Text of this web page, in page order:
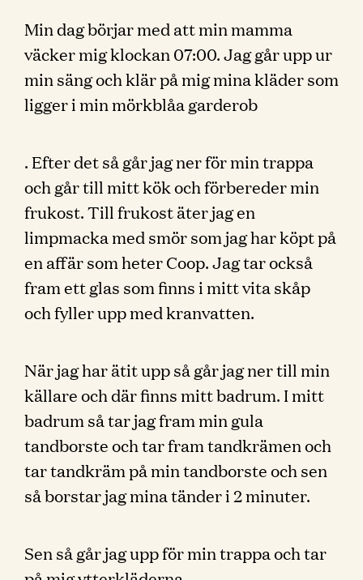
Min dag börjar med att min mamma
väcker mig klockan 07:00. Jag går upp ur
min säng och klär på mig mina kläder som
ligger i min mörkblåa garderob
. Efter det så går jag ner för min trappa
och går till mitt kök och förbereder min
frukost. Till frukost äter jag en
limpmacka med smör som jag har köpt på
en affär som heter Coop. Jag tar också
fram ett glas som finns i mitt vita skåp
och fyller upp med kranvatten.
När jag har ätit upp så går jag ner till min
källare och där finns mitt badrum. I mitt
badrum så tar jag fram min gula
tandborste och tar fram tandkrämen och
tar tandkräm på min tandborste och sen
så borstar jag mina tänder i 2 minuter.
Sen så går jag upp för min trappa och tar